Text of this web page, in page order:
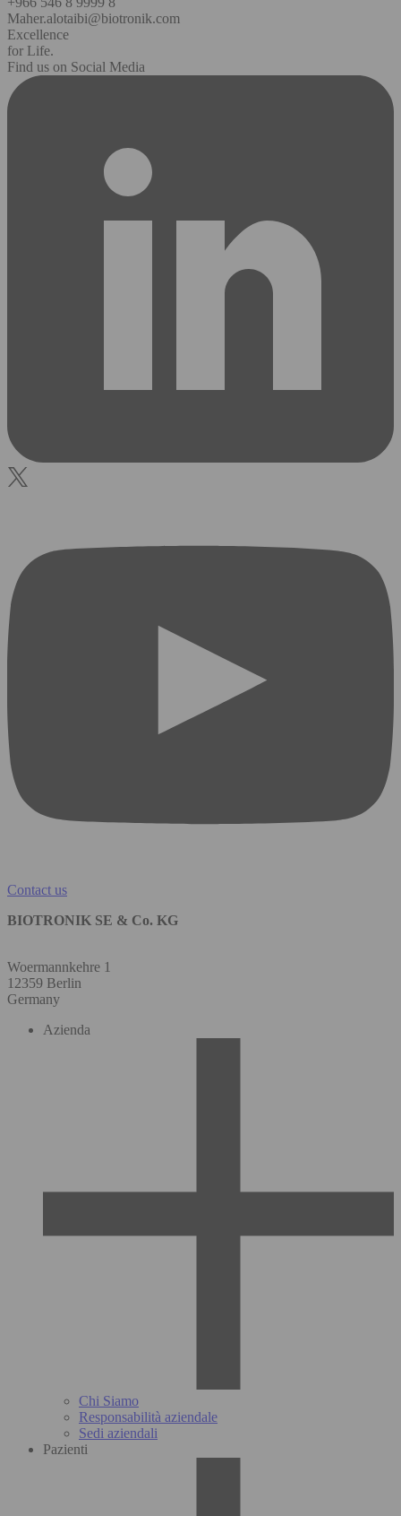
Maher.alotaibi@biotronik.com
Excellence
for Life.
Find us on Social Media
Contact us
BIOTRONIK SE & Co. KG
Woermannkehre 1
12359 Berlin
Germany
Azienda
Chi Siamo
Responsabilità aziendale
Sedi aziendali
Pazienti